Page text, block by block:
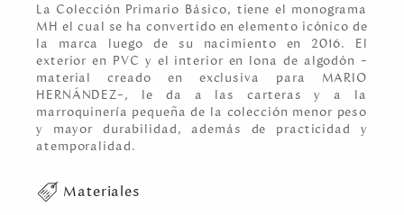
La Colección Primario Básico, tiene el monograma
MH el cual se ha convertido en elemento icónico de
la marca luego de su nacimiento en 2016. El
exterior en PVC y el interior en lona de algodón –
material creado en exclusiva para MARIO
HERNÁNDEZ–, le da a las carteras y a la
marroquinería pequeña de la colección menor peso
y mayor durabilidad, además de practicidad y
atemporalidad.
Materiales